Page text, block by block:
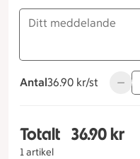
Antal
36.90 kronor styck
36.90 kr/st
Totalt
1 artikel
Totalt 1
36.90 kr